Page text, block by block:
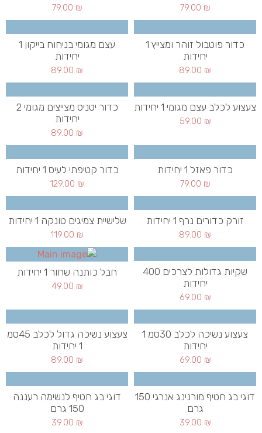
79.00 ₪
79.00 ₪
כדור פוטבול זוהר ומצייץ 1
יחידות
89.00 ₪
עצם מגומי בניחוח בייקון 1
יחידות
89.00 ₪
צעצוע לכלב עצם מגומי 1 יחידות
59.00 ₪
כדור יטניס מצייצים מגומי 2
יחידות
89.00 ₪
כדור פאזל 1 יחידות
79.00 ₪
כדור קטיפתי לעיס 1 יחידות
129.00 ₪
זורק כדורים נרף 1 יחידות
89.00 ₪
שלישיית צמיגים טונקה 1 יחידות
119.00 ₪
שקיות גדולות לצרכים 400
יחידות
69.00 ₪
חבל כותנה שחור 1 יחידות
49.00 ₪
צעצוע נשיכה לכלב 30סמ 1
יחידות
69.00 ₪
צעצוע נשיכה גדול לכלב 45סמ
1 יחידות
89.00 ₪
דוגי בג חטיף מורנינג אנרגי 150
גרם
39.00 ₪
דוגי בג חטיף לנשימה רעננה
150 גרם
39.00 ₪